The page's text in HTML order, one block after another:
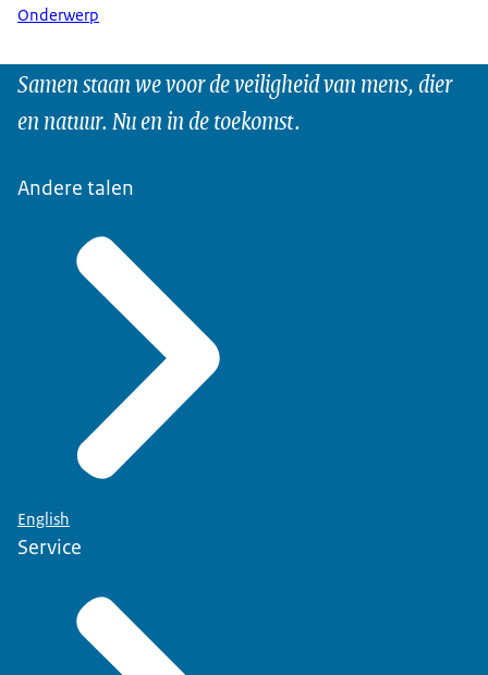
Onderwerp
Samen staan we voor de veiligheid van mens, dier
en natuur. Nu en in de toekomst.
Andere talen
English
Service